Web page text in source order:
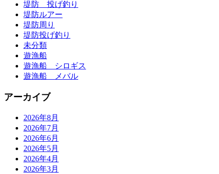
堤防 投げ釣り
堤防ルアー
堤防周り
堤防投げ釣り
未分類
遊漁船
遊漁船 シロギス
遊漁船 メバル
アーカイブ
2026年8月
2026年7月
2026年6月
2026年5月
2026年4月
2026年3月